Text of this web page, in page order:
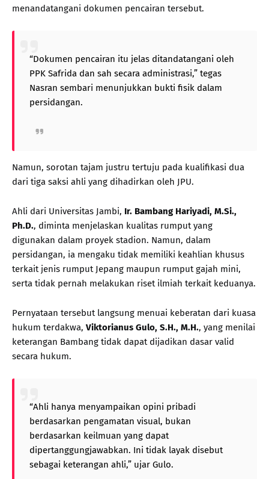
menandatangani dokumen pencairan tersebut.
“Dokumen pencairan itu jelas ditandatangani oleh
PPK Safrida dan sah secara administrasi,” tegas
Nasran sembari menunjukkan bukti fisik dalam
persidangan.
Namun, sorotan tajam justru tertuju pada kualifikasi dua
dari tiga saksi ahli yang dihadirkan oleh JPU.
Ahli dari Universitas Jambi, Ir. Bambang Hariyadi, M.Si.,
Ph.D., diminta menjelaskan kualitas rumput yang
digunakan dalam proyek stadion. Namun, dalam
persidangan, ia mengaku tidak memiliki keahlian khusus
terkait jenis rumput Jepang maupun rumput gajah mini,
serta tidak pernah melakukan riset ilmiah terkait keduanya.
Pernyataan tersebut langsung menuai keberatan dari kuasa
hukum terdakwa, Viktorianus Gulo, S.H., M.H., yang menilai
keterangan Bambang tidak dapat dijadikan dasar valid
secara hukum.
“Ahli hanya menyampaikan opini pribadi
berdasarkan pengamatan visual, bukan
berdasarkan keilmuan yang dapat
dipertanggungjawabkan. Ini tidak layak disebut
sebagai keterangan ahli,” ujar Gulo.